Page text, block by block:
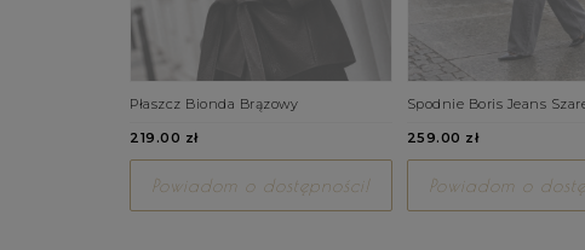
Płaszcz Bionda Brązowy
219.00 zł
Powiadom o dostępności!
Spodnie Boris Jeans
259.00 zł
Powiadom o